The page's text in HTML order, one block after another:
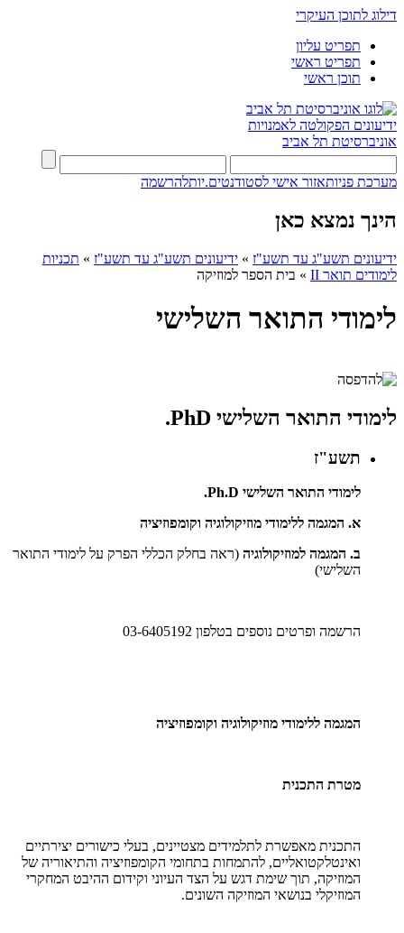
דילוג לתוכן העיקרי
תפריט עליון
תפריט ראשי
תוכן ראשי
ידיעונים הפקולטה לאמנויות
אוניברסיטת תל אביב
מערכת פניותאזור אישי לסטודנטים.יותלהרשמה
הינך נמצא כאן
ידיעונים תשע"ג עד תשע"ז » ידיעונים תשע"ג עד תשע"ז » תכניות
לימודים תואר II
» בית הספר למוזיקה
לימודי התואר השלישי
לימודי התואר השלישי PhD.
תשע"ז
לימודי התואר השלישי .Ph.D
א. המגמה ללימודי מוזיקולוגיה וקומפוזיציה
ב. המגמה למוזיקולוגיה (ראה בחלק הכללי הפרק על לימודי התואר
השלישי)
הרשמה ופרטים נוספים בטלפון 03-6405192
המגמה ללימודי מוזיקולוגיה וקומפוזיציה
מטרת התכנית
התכנית מאפשרת לתלמידים מצטיינים, בעלי כישורים יצירתיים
ואינטלקטואליים, להתמחות בתחומי הקומפוזיציה והתיאוריה של
המוזיקה, תוך שימת דגש על הצד העיוני וקידום ההיבט המחקרי
המוזיקלי בנושאי המוזיקה השונים.